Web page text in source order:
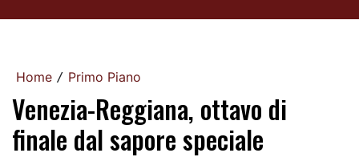
Home / Primo Piano
Venezia-Reggiana, ottavo di
finale dal sapore speciale